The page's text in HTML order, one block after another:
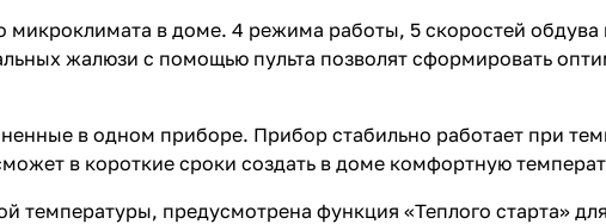
микроклимата в доме. 4 режима работы, 5 скоростей обдува
жалюзи с помощью пульта позволят сформировать
в одном приборе. Прибор стабильно работает при
в короткие сроки создать в доме комфортную
температуры, предусмотрена функция «Теплого старта» для